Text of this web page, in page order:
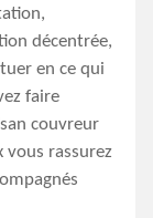
décentrée,
en ce qui
faire
couvreur
vous rassurez